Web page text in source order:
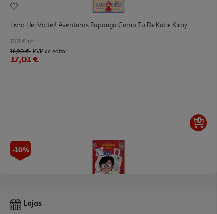
Livro Hei Voltei! Aventuras Rapariga Como Tu De Katie Kirby
17.01 €/un
18,90 € PVP de editor
17,01 €
-10%
Livro Diário De Um Nerd De Philip Osbourne Roberta Procac
Lojas